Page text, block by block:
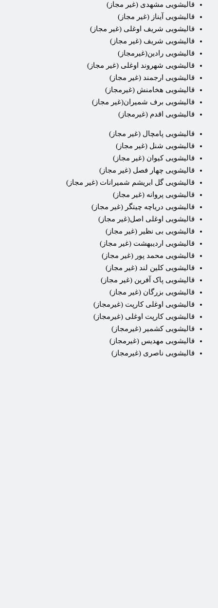
قالیشویی مشهدی (غیر مجاز)
قالیشویی آیناز (غیر مجاز)
قالیشویی شریف اوغلی (غیر مجاز)
قالیشویی شریف (غیر مجاز)
قالیشویی رادین(غیرمجاز)
قالیشویی شهروند اوغلی (غیر مجاز)
قالیشویی ارجمند (غیر مجاز)
قالیشویی هخامنش (غیرمجاز)
قالیشویی برف شمیران(غیر مجاز)
قالیشویی اقدم (غیرمجاز)
قالیشویی پامچال (غیر مجاز)
قالیشویی شنل (غیر مجاز)
قالیشویی کیوان (غیر مجاز)
قالیشویی چهار فصل (غیر مجاز)
قالیشویی گل ابریشم شمیرانات (غیر مجاز)
قالیشویی پروانه (غیر مجاز)
قالیشویی دریاچه چیتگر (غیر مجاز)
قالیشویی اوغلی اصل(غیر مجاز)
قالیشویی بی نظیر (غیر مجاز)
قالیشویی اردیبهشت (غیر مجاز)
قالیشویی محمد پور (غیر مجاز)
قالیشویی کلین لند (غیر مجاز)
قالیشویی پاک آفرین (غیر مجاز)
قالیشویی بزرگان (غیر مجاز)
قالیشویی اوغلی کارپت (غیرمجاز)
قالیشویی کارپت اوغلی (غیرمجاز)
قالیشویی کشمیر (غیرمجاز)
قالیشویی مهدیس (غیرمجاز)
قالیشویی ناصری (غیرمجاز)